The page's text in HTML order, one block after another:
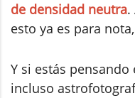
de densidad neutra.
esto ya es para
Y si estás
incluso